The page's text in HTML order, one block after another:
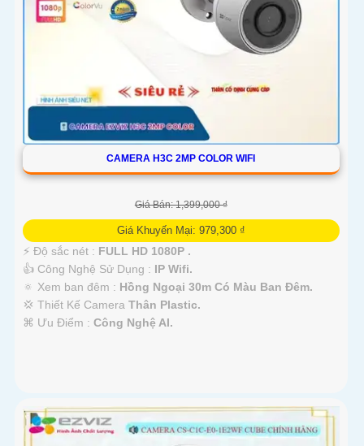
CAMERA H3C 2MP COLOR WIFI
Giá Bán: 1,399,000 ₫
Giá Khuyến Mại: 979,300 ₫
️⚡ Độ sắc nét : FULL HD 1080P .
👍 Công Nghệ Sử Dụng : IP Wifi.
🔅 Xem ban đêm : Hồng Ngoại 30m Có Màu Ban Ðêm.
💢 Thiết Kế Camera Thân Plastic.
️⌘ Ưu Điểm : Công Nghệ AI.